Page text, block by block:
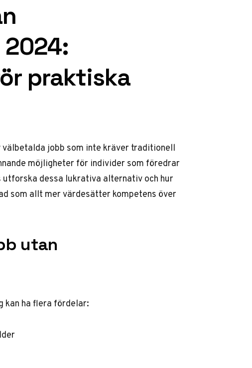
praktiska
välbetalda jobb som inte kräver traditionell
möjligheter för individer som föredrar
dessa lukrativa alternativ och hur
som allt mer värdesätter kompetens över
utan
kan ha flera fördelar: